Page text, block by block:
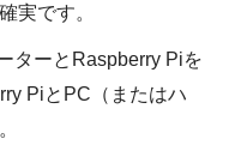
実です。
ターとRaspberry Piを
PiとPC（またはハ